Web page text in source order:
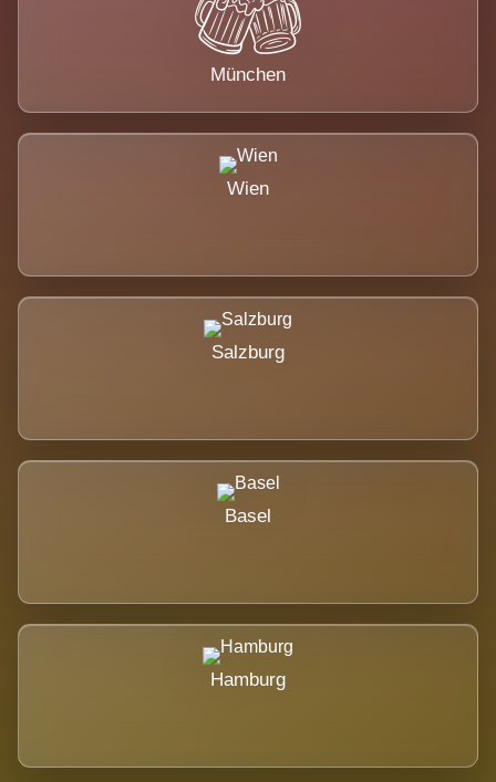
München
Wien
Salzburg
Basel
Hamburg